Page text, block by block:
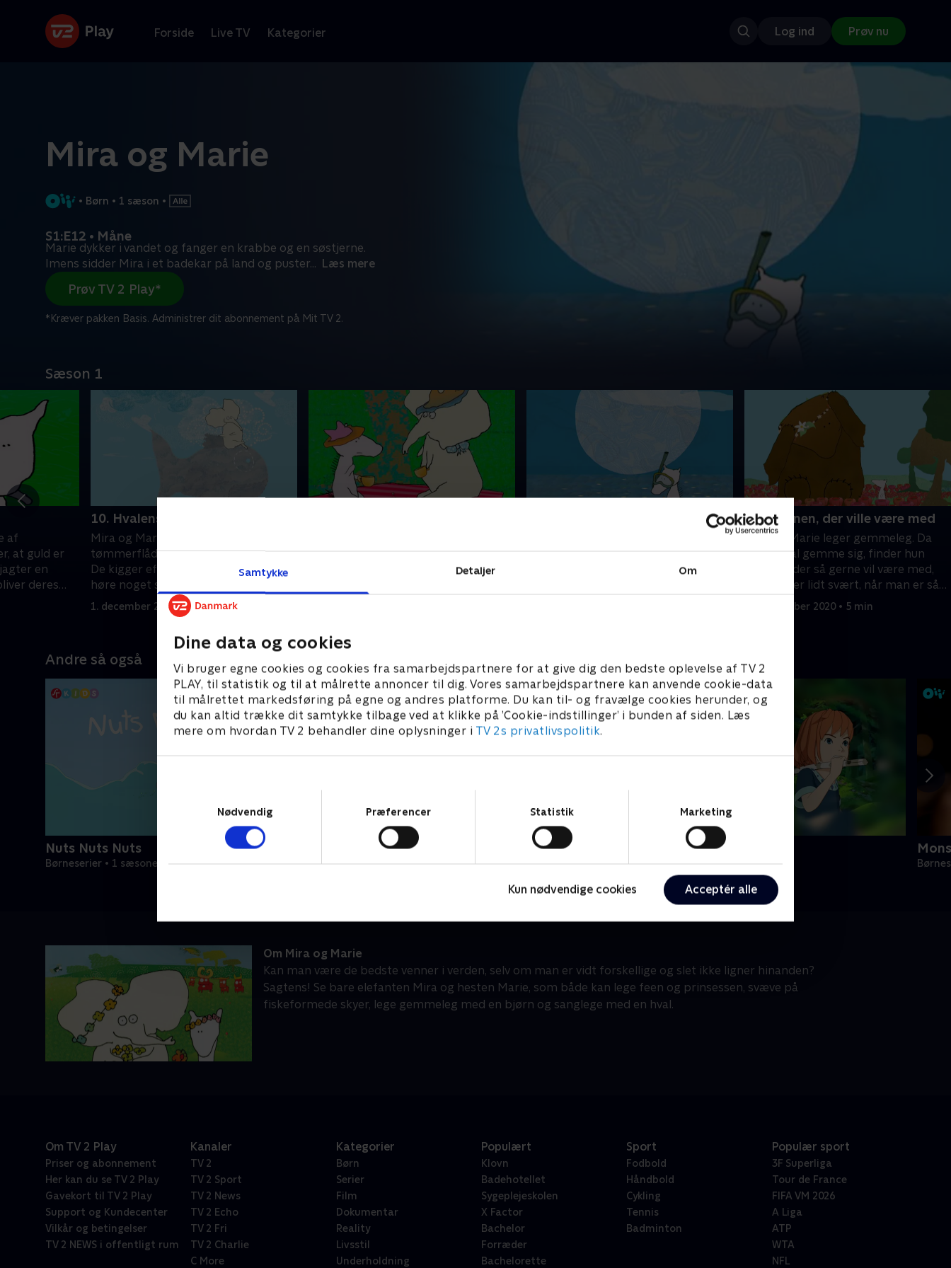
Samtykke Detaljer Om
Dine data og cookies
Vi bruger egne cookies og cookies fra samarbejdspartnere for at give dig den bedste oplevelse af TV 2
PLAY, til statistik og til at målrette annoncer til dig. Vores samarbejdspartnere kan anvende cookie-data
til målrettet markedsføring på egne og andres platforme. Du kan til- og fravælge cookies herunder, og
du kan altid trække dit samtykke tilbage ved at klikke på ’Cookie-indstillinger’ i bunden af siden. Læs
mere om hvordan TV 2 behandler dine oplysninger i TV 2s privatlivspolitik.
Nødvendig
Præferencer Statistik Marketing
Kun nødvendige cookies Acceptér alle
Forside Live TV Kategorier Log ind Prøv nu
Mira og Marie
• Børn • 1 sæson •
S1:E12 • Måne
Marie dykker i vandet og fanger en krabbe og en søstjerne.
Imens sidder Mira i et badekar på land og puster... Læs mere
Prøv TV 2 Play*
*Kræver pakken Basis. Administrer dit abonnement på Mit TV 2.
Sæson 1
af
at guld er
en
deres
10. Hvalens sang
Mira og Marie sejler på en
tømmerflåde og sjipper i sjippetorv.
De kigger efter fladfisk. Marie kan
høre noget synge, men kan ikke finde
ud af, hvad det er.
1. december 2020 • 5 min
begynder skyen at regne ned på
Mira i et badekar på land og puster
13. Bjørnen, der ville være med
Mira og Marie leger gemmeleg. Da
Marie skal gemme sig, finder hun
bjørnen, der så gerne vil være med,
men det er lidt svært, når man er så
17. december 2020 • 5 min
Andre så også
Nuts Nuts Nuts
Børneserier • 1 sæsoner
Hunden Ib Ronja Røverdatter
Børneserier • 1 sæsoner
Om Mira og Marie
Kan man være de bedste venner i verden, selv om man er vidt forskellige og slet ikke ligner hinanden?
Sagtens! Se bare elefanten Mira og hesten Marie, som både kan lege feen og prinsessen, svæve på
fiskeformede skyer, lege gemmeleg med en bjørn og sanglege med en hval.
Om TV 2 Play
Priser og abonnement
Her kan du se TV 2 Play
Gavekort til TV 2 Play
Support og Kundecenter
Vilkår og betingelser
TV 2 NEWS i offentligt rum
Kanaler
TV 2
TV 2 Sport
TV 2 News
TV 2 Echo
TV 2 Fri
TV 2 Charlie
C More
Kategorier
Børn
Serier
Film
Dokumentar
Reality
Livsstil
Underholdning
Populært
Klovn
Badehotellet
Sygeplejeskolen
X Factor
Bachelor
Forræder
Bachelorette
Sport
Fodbold
Håndbold
Cykling
Tennis
Badminton
Populær sport
3F Superliga
Tour de France
FIFA VM 2026
A Liga
ATP
WTA
NFL